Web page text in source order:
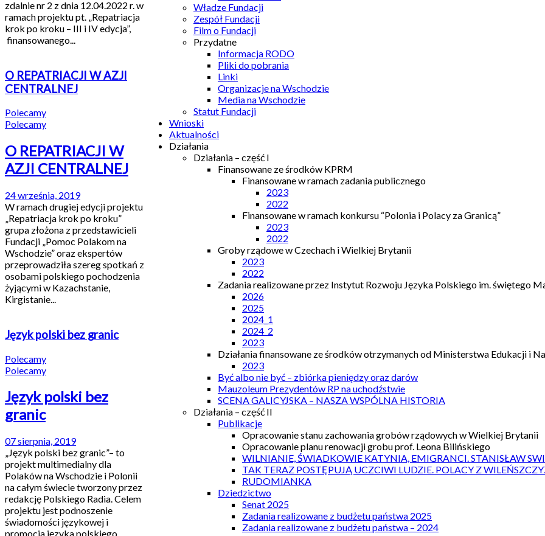
Władze Fundacji
Zespół Fundacji
Film o Fundacji
Przydatne
Informacja RODO
Pliki do pobrania
Linki
Organizacje na Wschodzie
Media na Wschodzie
Statut Fundacji
Wnioski
Aktualności
Działania
Działania – część I
Finansowane ze środków KPRM
Finansowane w ramach zadania publicznego
2023
2022
Finansowane w ramach konkursu “Polonia i Polacy za Granicą”
2023
2022
Groby rządowe w Czechach i Wielkiej Brytanii
2023
2022
Zadania realizowane przez Instytut Rozwoju Języka Polskiego im. świętego
2026
2025
2024_1
2024_2
2023
Działania finansowane ze środków otrzymanych od Ministerstwa Edukacji i
2023
Być albo nie być – zbiórka pieniędzy oraz darów
Mauzoleum Prezydentów RP na uchodźstwie
SCENA GALICYJSKA – NASZA WSPÓLNA HISTORIA
Działania – część II
Publikacje
Opracowanie stanu zachowania grobów rządowych w Wielkiej Brytanii
Opracowanie planu renowacji grobu prof. Leona Bilińskiego
WILNIANIE, ŚWIADKOWIE KATYNIA, EMIGRANCI. STANISŁAW
TAK TERAZ POSTĘPUJĄ UCZCIWI LUDZIE. POLACY Z
RUDOMIANKA
Dziedzictwo
Senat 2025
Zadania realizowane z budżetu państwa 2025
Zadania realizowane z budżetu państwa – 2024
zdalnie nr 2 z dnia 12.04.2022 r. w
ramach projektu pt. „Repatriacja
krok po kroku – III i IV edycja”,
finansowanego...
O REPATRIACJI W AZJI
CENTRALNEJ
Polecamy
Polecamy
O REPATRIACJI W
AZJI CENTRALNEJ
24 września, 2019
W ramach drugiej edycji projektu
„Repatriacja krok po kroku”
grupa złożona z przedstawicieli
Fundacji „Pomoc Polakom na
Wschodzie” oraz ekspertów
przeprowadziła szereg spotkań z
osobami polskiego pochodzenia
żyjącymi w Kazachstanie,
Kirgistanie...
Język polski bez granic
Polecamy
Polecamy
Język polski bez
granic
07 sierpnia, 2019
„Język polski bez granic”– to
projekt multimedialny dla
Polaków na Wschodzie i Polonii
na całym świecie tworzony przez
redakcję Polskiego Radia. Celem
projektu jest podnoszenie
świadomości językowej​ i
promocja języka polskiego